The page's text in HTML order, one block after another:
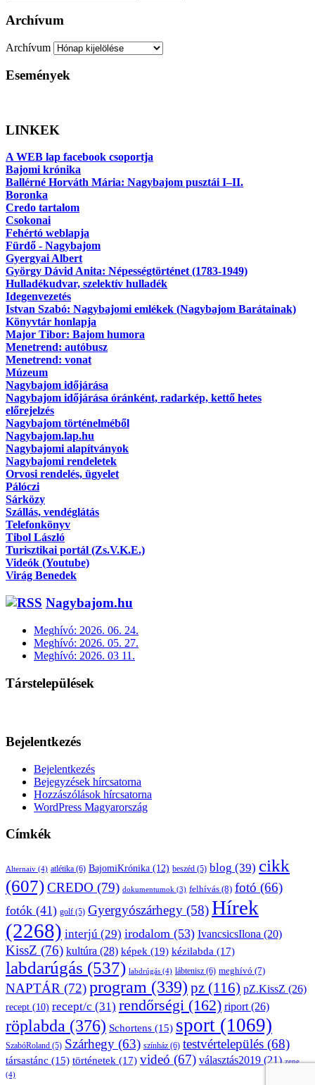
Archívum
Archívum
Események
LINKEK
A WEB lap facebook csoportja
Bajomi krónika
Ballérné Horváth Mária: Nagybajom pusztái I–II.
Boronka
Credo tartalom
Csokonai
Fehértó weblapja
Fürdő - Nagybajom
Gyergyai Albert
György Dávid Anita: Népességtörténet (1783-1949)
Hulladékudvar, szelektív hulladék
Idegenvezetés
Istvan Szabó: Nagybajomi emlékek (Nagybajom Barátainak)
Könyvtár honlapja
Major Tibor: Bajom humora
Menetrend: autóbusz
Menetrend: vonat
Múzeum
Nagybajom időjárása
Nagybajom időjárása óránként, radarkép, kettő hetes
előrejelzés
Nagybajom történelméből
Nagybajom.lap.hu
Nagybajomi alapítványok
Nagybajomi rendeletek
Orvosi rendelés, ügyelet
Pálóczi
Sárközy
Szállás, vendéglátás
Telefonkönyv
Tibol László
Turisztikai portál (Zs.V.K.E.)
Videók (Youtube)
Virág Benedek
Nagybajom.hu
Meghívó: 2026. 06. 24.
Meghívó: 2026. 05. 27.
Meghívó: 2026. 03 11.
Társtelepülések
Bejelentkezés
Bejelentkezés
Bejegyzések hírcsatorna
Hozzászólások hírcsatorna
WordPress Magyarország
Címkék
Alternaiv (4) atlétika (6) BajomiKrónika (12) beszéd (5) blog (39) cikk
(607)CREDO (79) dokumentumok (3) felhívás (8) fotó (66)
fotók (41) golf (5) Gyergyószárhegy (58)Hírek
(2268) interjú (29) irodalom (53) IvancsicsIlona (20)
KissZ (76) kultúra (28) képek (19) kézilabda (17)
labdarúgás (537) labdrúgás (4) lábtenisz (6) meghívó (7)
NAPTÁR (72)program (339) pz (116) pZ.KissZ (26)
recept (10) recept/c (31) rendőrségi (162) riport(26)
röplabda (376) Schortens (15) sport (1069)
SzabóRoland (5) Szárhegy (63) színház (6) testvértelepülés (68)
társastánc (15) történetek (17) videó (67) választás2019 (21) zene
(4)